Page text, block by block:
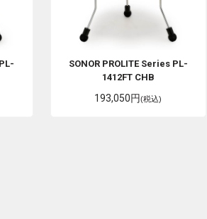
SONOR PROLITE Series PL-
1412FT CHB
193,050円(税込)